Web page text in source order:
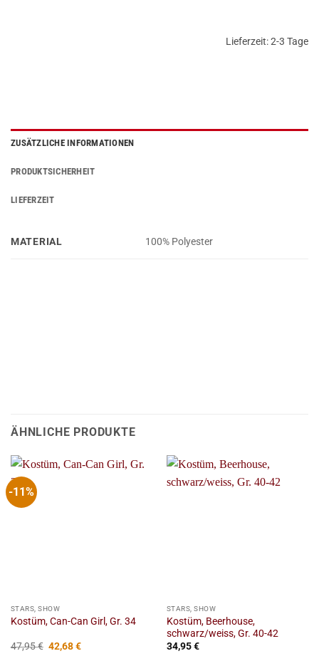
Lieferzeit:2-3 Tage
ZUSÄTZLICHE INFORMATIONEN
PRODUKTSICHERHEIT
LIEFERZEIT
MATERIAL 100% Polyester
ÄHNLICHE PRODUKTE
-11%
STARS, SHOW
Kostüm, Can-Can Girl, Gr. 34
47,95€ Ursprünglicher
Preis
42,68€Aktueller
STARS, SHOW
Kostüm, Beerhouse,
schwarz/weiss, Gr. 40-42
34,95€